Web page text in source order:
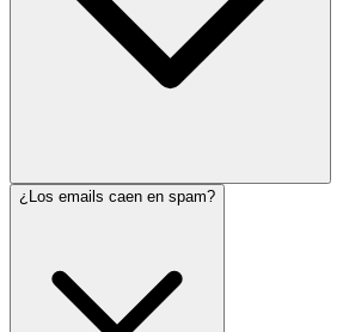
¿Los emails caen en spam?